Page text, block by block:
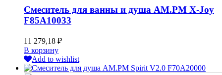
Смеситель для ванны и душа AM.PM X-Joy
F85A10033
11 279,18 ₽
В корзину
Add to wishlist